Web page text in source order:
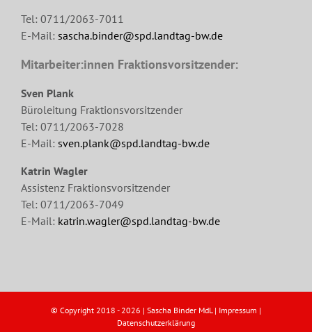
Tel: 0711/2063-7011
E-Mail: sascha.binder@spd.landtag-bw.de
Mitarbeiter:innen Fraktionsvorsitzender:
Sven Plank
Büroleitung Fraktionsvorsitzender
Tel: 0711/2063-7028
E-Mail: sven.plank@spd.landtag-bw.de
Katrin Wagler
Assistenz Fraktionsvorsitzender
Tel: 0711/2063-7049
E-Mail: katrin.wagler@spd.landtag-bw.de
© Copyright 2018 - 2026 | Sascha Binder MdL | Impressum |
Datenschutzerklärung